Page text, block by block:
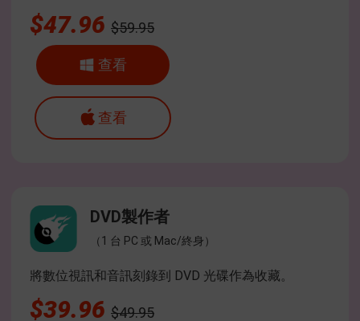
$47.96 $59.95
查看
查看
DVD製作者
（1 台 PC 或 Mac/終身）
將數位視訊和音訊刻錄到 DVD 光碟作為收藏。
$39.96 $49.95